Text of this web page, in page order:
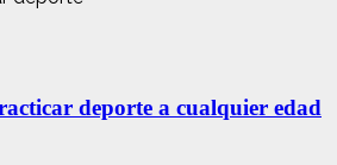
deporte a cualquier edad